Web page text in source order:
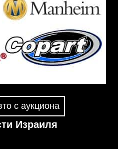
с аукциона
Израиля